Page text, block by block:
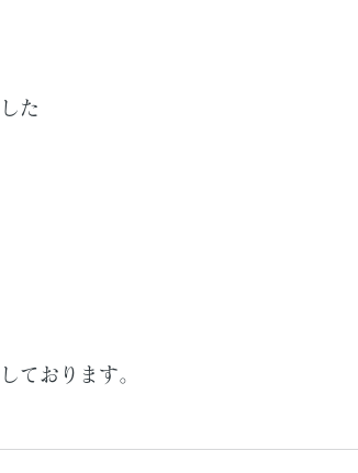
た
ております。
　　　　　　　　　　　　　　　　